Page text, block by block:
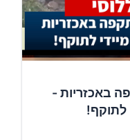
באכזריות -
לתוקף!